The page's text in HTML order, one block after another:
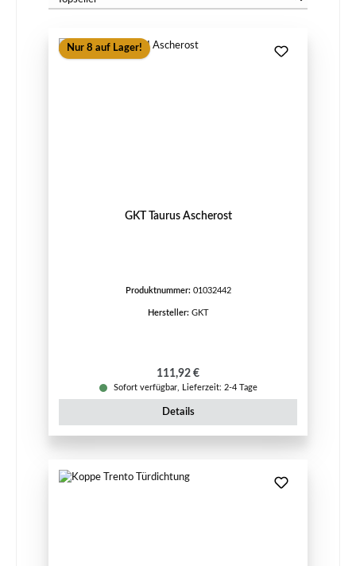
Nur 8 auf Lager!
GKT Taurus Ascherost
Produktnummer: 01032442
Hersteller: GKT
Regulärer Preis:
111,92 €
Sofort verfügbar, Lieferzeit: 2-4 Tage
Details